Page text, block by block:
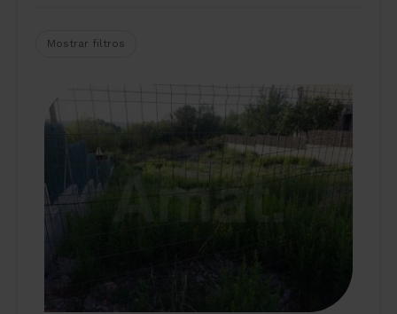
Mostrar filtros